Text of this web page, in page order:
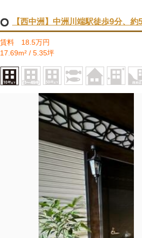
【西中洲】中洲川端駅徒歩9分、
賃料 18.5万円
17.69m² / 5.35坪